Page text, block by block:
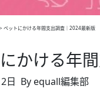
> ペットにかける年間支出調査｜2024最新版
かける年
日 By equall編集部